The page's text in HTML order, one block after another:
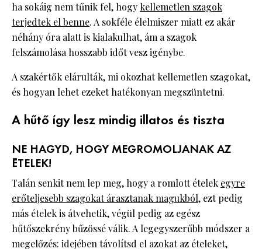
ha sokáig nem tűnik fel, hogy kellemetlen szagok
terjedtek el benne. A sokféle élelmiszer miatt ez akár
néhány óra alatt is kialakulhat, ám a szagok
felszámolása hosszabb időt vesz igénybe.
A szakértők elárulták, mi okozhat kellemetlen szagokat,
és hogyan lehet ezeket hatékonyan megszüntetni.
A hűtő így lesz mindig illatos és tiszta
NE HAGYD, HOGY MEGROMOLJANAK AZ
ÉTELEK!
Talán senkit nem lep meg, hogy a romlott ételek egyre
erőteljesebb szagokat árasztanak magukból, ezt pedig
más ételek is átvehetik, végül pedig az egész
hűtőszekrény bűzössé válik. A legegyszerűbb módszer a
megelőzés: idejében távolítsd el azokat az ételeket,